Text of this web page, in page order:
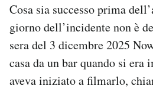
Cosa sia successo prima
giorno dell’incidente non è
sera del 3 dicembre 2025
casa da un bar quando si
aveva iniziato a filmarlo,